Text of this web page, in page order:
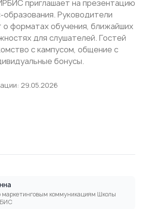
приглашает на презентацию
Руководители
о форматах обучения, ближайших
для слушателей. Гостей
с кампусом, общение с
бонусы.
29.05.2026
коммуникациям Школы